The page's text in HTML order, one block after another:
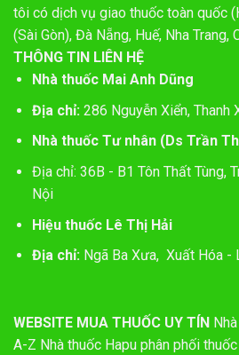
tôi có dịch vụ giao thuốc toàn quốc
(Sài Gòn), Đà Nẵng, Huế, Nha Trang,
THÔNG TIN LIÊN HỆ
Nhà thuốc Mai Anh Dũng
Địa chỉ:286 Nguyễn Xiển, Thanh
Nhà thuốc Tư nhân (Ds Trần
Địa chỉ: 36B - B1 Tôn Thất Tùng,
Nội
Hiệu thuốc Lê Thị Hải
Địa chỉ: Ngã Ba Xưa, Xuất Hóa -
WEBSITE MUA THUỐC UY TÍN
A-Z Nhà thuốc Hapu phân phối